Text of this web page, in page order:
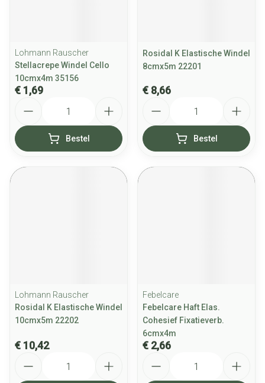
Lohmann Rauscher
Stellacrepe Windel Cello
10cmx4m 35156
€ 1,69
Bestel
Rosidal K Elastische Windel
8cmx5m 22201
€ 8,66
Bestel
Lohmann Rauscher
Rosidal K Elastische Windel
10cmx5m 22202
€ 10,42
Febelcare
Febelcare Haft Elas.
Cohesief Fixatieverb.
6cmx4m
€ 2,66